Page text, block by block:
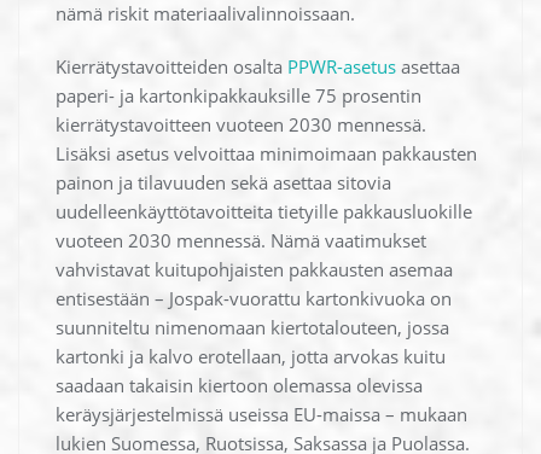
nämä riskit materiaalivalinnoissaan.
Kierrätystavoitteiden osalta PPWR-asetus asettaa
paperi- ja kartonkipakkauksille 75 prosentin
kierrätystavoitteen vuoteen 2030 mennessä.
Lisäksi asetus velvoittaa minimoimaan pakkausten
painon ja tilavuuden sekä asettaa sitovia
uudelleenkäyttötavoitteita tietyille pakkausluokille
vuoteen 2030 mennessä. Nämä vaatimukset
vahvistavat kuitupohjaisten pakkausten asemaa
entisestään – Jospak-vuorattu kartonkivuoka on
suunniteltu nimenomaan kiertotalouteen, jossa
kartonki ja kalvo erotellaan, jotta arvokas kuitu
saadaan takaisin kiertoon olemassa olevissa
keräysjärjestelmissä useissa EU-maissa – mukaan
lukien Suomessa, Ruotsissa, Saksassa ja Puolassa.